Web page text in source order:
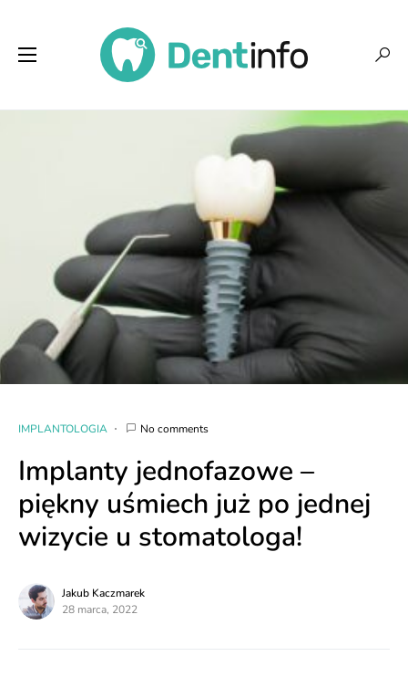
IMPLANTOLOGIA No comments
Implanty jednofazowe –
piękny uśmiech już po jednej
wizycie u stomatologa!
Jakub Kaczmarek
28 marca, 2022